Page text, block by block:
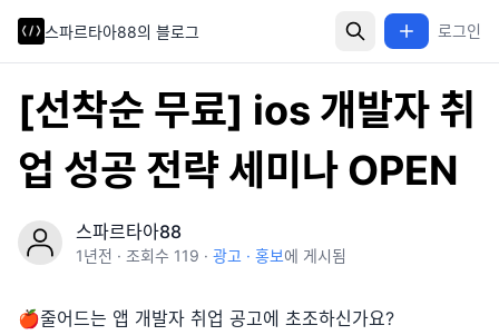
스파르타아88의 블로그 로그인
스파르타아88의 블로그 로그인
[선착순 무료] ios 개발자 취
업 성공 전략 세미나 OPEN
스파르타아88
1년전 · 조회수 119 · 광고 · 홍보에 게시됨
🍎줄어드는 앱 개발자 취업 공고에 초조하신가요?